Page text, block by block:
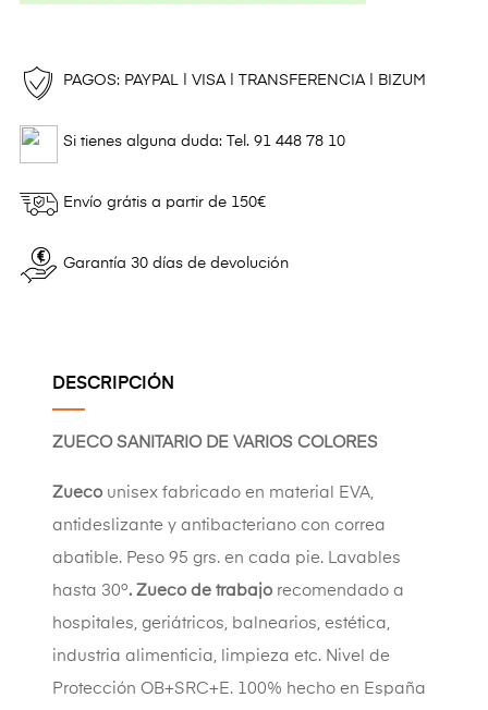
PAGOS: PAYPAL | VISA | TRANSFERENCIA | BIZUM
Si tienes alguna duda: Tel. 91 448 78 10
Envío grátis a partir de 150€
Garantía 30 días de devolución
DESCRIPCIÓN
ZUECO SANITARIO DE VARIOS COLORES
Zueco unisex fabricado en material EVA,
antideslizante y antibacteriano con correa
abatible. Peso 95 grs. en cada pie. Lavables
hasta 30º. Zueco de trabajo recomendado a
hospitales, geriátricos, balnearios, estética,
industria alimenticia, limpieza etc. Nivel de
Protección OB+SRC+E. 100% hecho en España